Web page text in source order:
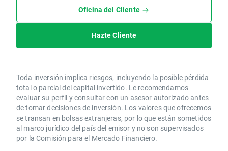
Oficina del Cliente
Hazte Cliente
Toda inversión implica riesgos, incluyendo la posible pérdida
total o parcial del capital invertido. Le recomendamos
evaluar su perfil y consultar con un asesor autorizado antes
de tomar decisiones de inversión. Los valores que ofrecemos
se transan en bolsas extranjeras, por lo que están sometidos
al marco jurídico del país del emisor y no son supervisados
por la Comisión para el Mercado Financiero.